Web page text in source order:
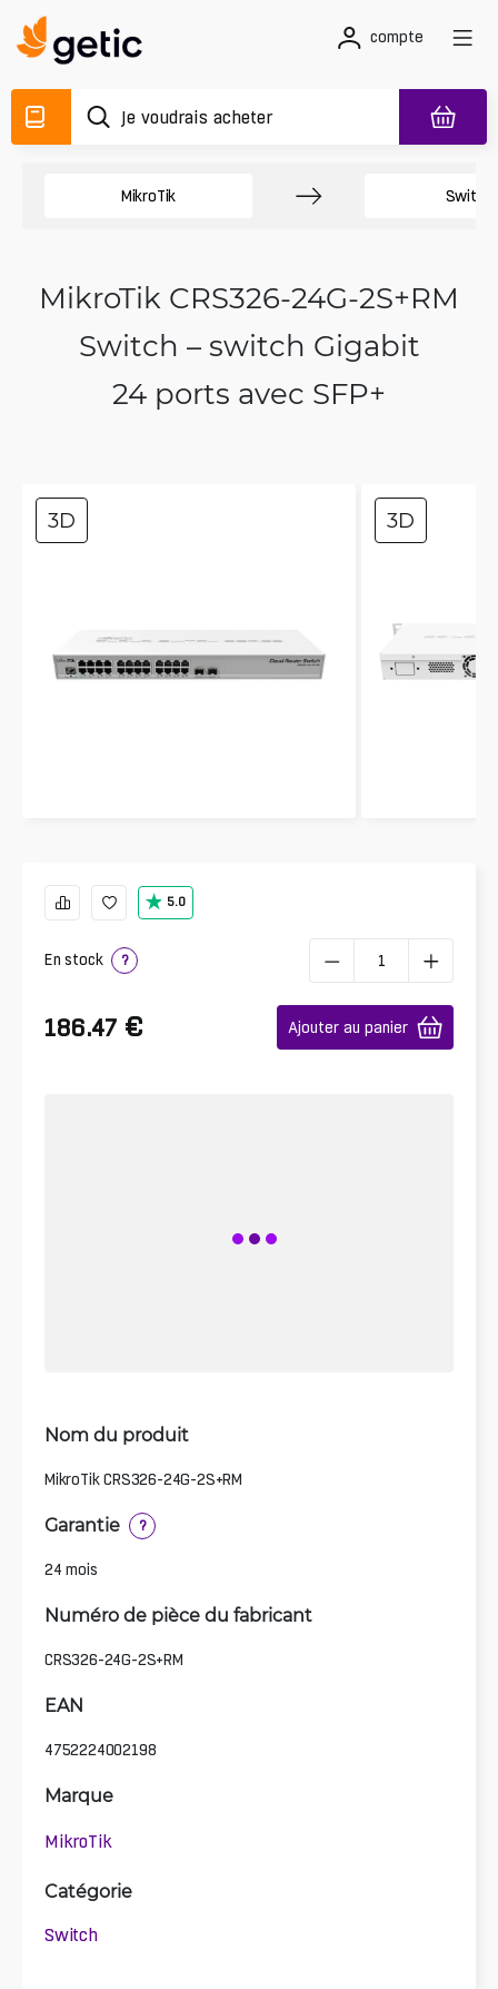
compte
MikroTik Switch
MikroTik CRS326-24G-2S+RM
Switch – switch Gigabit
24 ports avec SFP+
3D 3D
5.0
En stock ?
186.47 € Ajouter au panier
Nom du produit
MikroTik CRS326-24G-2S+RM
Garantie ?
24 mois
Numéro de pièce du fabricant
CRS326-24G-2S+RM
EAN
4752224002198
Marque
MikroTik
Catégorie
Switch